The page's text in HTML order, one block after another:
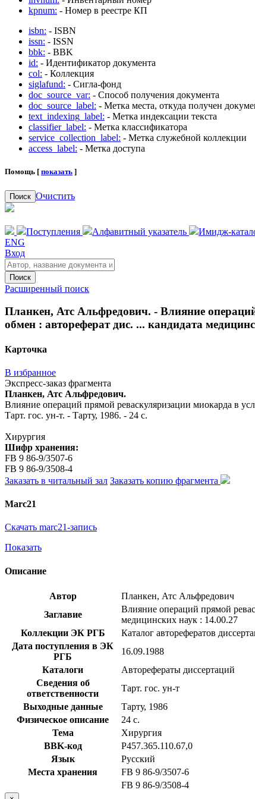
kpnum: - Номер в реестре КП
isbn: - ISBN
issn: - ISSN
bbk: - BBK
id: - Идентификатор документа
col: - Коллекция
siglafund: - Сигла-фонд
doc_source_var: - Способ получения документа
doc_source_label: - Метка места, откуда получен
text_indexing_label: - Метка индексации текста
classifier_label: - Метка классификатора
service_collection_label: - Метка служебной коллекции
access_label: - Метка доступа
Помощь [ показать ]
Поиск Очистить
Поступления Алфавитный указатель Имидж-
ENG
Вход
Поиск
Расширенный поиск
Планкен, Атс Альфредович. - Влияние
обмен : автореферат дис. ... кандидата
Карточка
В избранное
Экспресс-заказ фрагмента
Планкен, Атс Альфредович.
Влияние операций прямой реваскуляризации миокарда в
Тарт. гос. ун-т. - Тарту, 1986. - 24 с.
Хирургия
Шифр хранения:
FB 9 86-9/3507-6
FB 9 86-9/3508-4
Заказать в читальный зал Заказать копию фрагмента
Marc21
Скачать marc21-запись
Показать
Описание
Автор
Планкен, Атс Альфредович
Заглавие
Влияние операций прямой
медицинских наук : 14.00.27
Коллекции ЭК РГБ
Каталог авторефератов
Дата поступления в ЭК
РГБ
16.09.1988
Каталоги
Авторефераты диссертаций
Сведения об
ответственности
Тарт. гос. ун-т
Выходные данные
Тарту, 1986
Физическое описание
24 с.
Тема
Хирургия
BBK-код
Р457.365.110.67,0
Язык
Русский
Места хранения
FB 9 86-9/3507-6
FB 9 86-9/3508-4